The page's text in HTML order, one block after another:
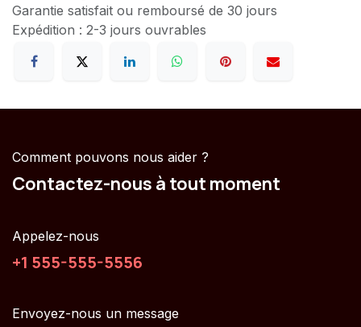
Garantie satisfait ou remboursé de 30 jours
Expédition : 2-3 jours ouvrables
Comment pouvons nous aider ?
Contactez-nous à tout moment
Appelez-nous
+1 555-555-5556
Envoyez-nous un message